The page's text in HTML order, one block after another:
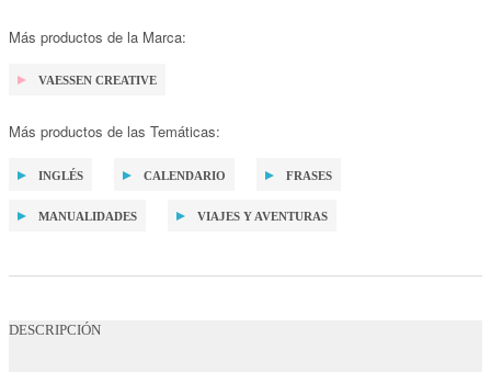
Más productos de la Marca:
VAESSEN CREATIVE
Más productos de las Temáticas:
INGLÉS CALENDARIO FRASES
MANUALIDADES VIAJES Y AVENTURAS
DESCRIPCIÓN